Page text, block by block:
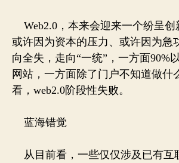
Web2.0，本来会迎来一个纷呈创
或许因为资本的压力、或许因为急
向全失，走向“一统”，一方面90%
网站，一方面除了门户不知道做什
看，web2.0阶段性失败。
蓝海错觉
从目前看，一些仅仅涉及已有互